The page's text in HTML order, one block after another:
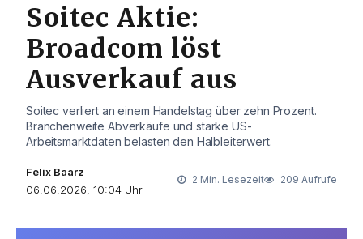
Soitec Aktie:
Broadcom löst
Ausverkauf aus
Soitec verliert an einem Handelstag über zehn Prozent.
Branchenweite Abverkäufe und starke US-
Arbeitsmarktdaten belasten den Halbleiterwert.
Felix Baarz
06.06.2026, 10:04 Uhr
2 Min. Lesezeit 209 Aufrufe